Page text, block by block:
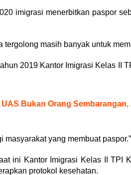
imigrasi menerbitkan paspor
tergolong masih banyak untuk
2019 Kantor Imigrasi Kelas II
Bukan Orang
yang membuat
ini Kantor Imigrasi Kelas II TPI
protokol kesehatan.